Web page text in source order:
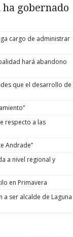
gobernado
cargo de administrar
hará abandono
que el desarrollo de
respecto a las
Andrade”
a nivel regional y
en Primavera
ser alcalde de Laguna